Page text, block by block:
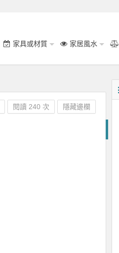
家具或材質 家居風水
閱讀 240 次 隱藏邊欄